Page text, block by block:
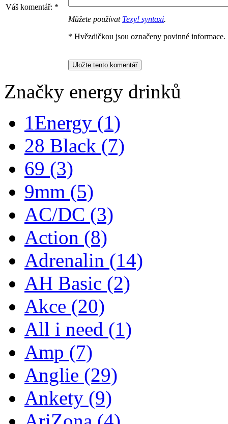
Váš komentář: *
Můžete používat Texy! syntaxi.
* Hvězdičkou jsou označeny povinné informace.
Značky energy drinků
1Energy (1)
28 Black (7)
69 (3)
9mm (5)
AC/DC (3)
Action (8)
Adrenalin (14)
AH Basic (2)
Akce (20)
All i need (1)
Amp (7)
Anglie (29)
Ankety (9)